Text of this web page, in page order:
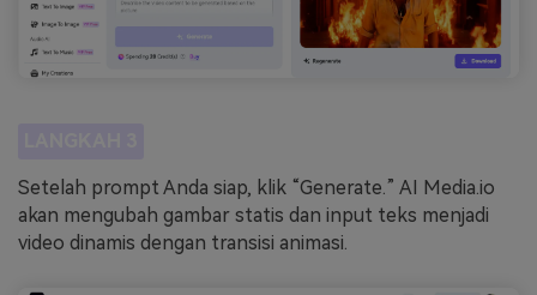
Setelah prompt Anda siap, klik “Generate.” AI Media.io
akan mengubah gambar statis dan input teks menjadi
video dinamis dengan transisi animasi.